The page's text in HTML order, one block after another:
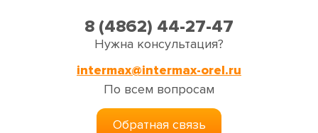
8 (4862) 44-27-47
Нужна консультация?
intermax@intermax-orel.ru
По всем вопросам
Обратная связь